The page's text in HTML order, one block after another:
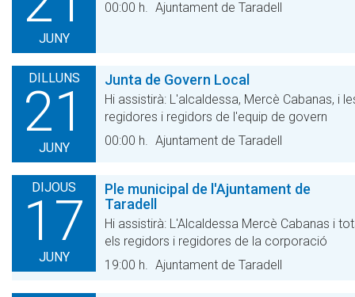
JUNY
00:00 h. Ajuntament de Taradell
DILLUNS
21
JUNY
Junta de Govern Local
Hi assistirà: L'alcaldessa, Mercè Cabanas, i
regidores i regidors de l'equip de govern
00:00 h. Ajuntament de Taradell
DIJOUS
17
JUNY
Ple municipal de l'Ajuntament de
Taradell
Hi assistirà: L'Alcaldessa Mercè Cabanas i
els regidors i regidores de la corporació
19:00 h. Ajuntament de Taradell